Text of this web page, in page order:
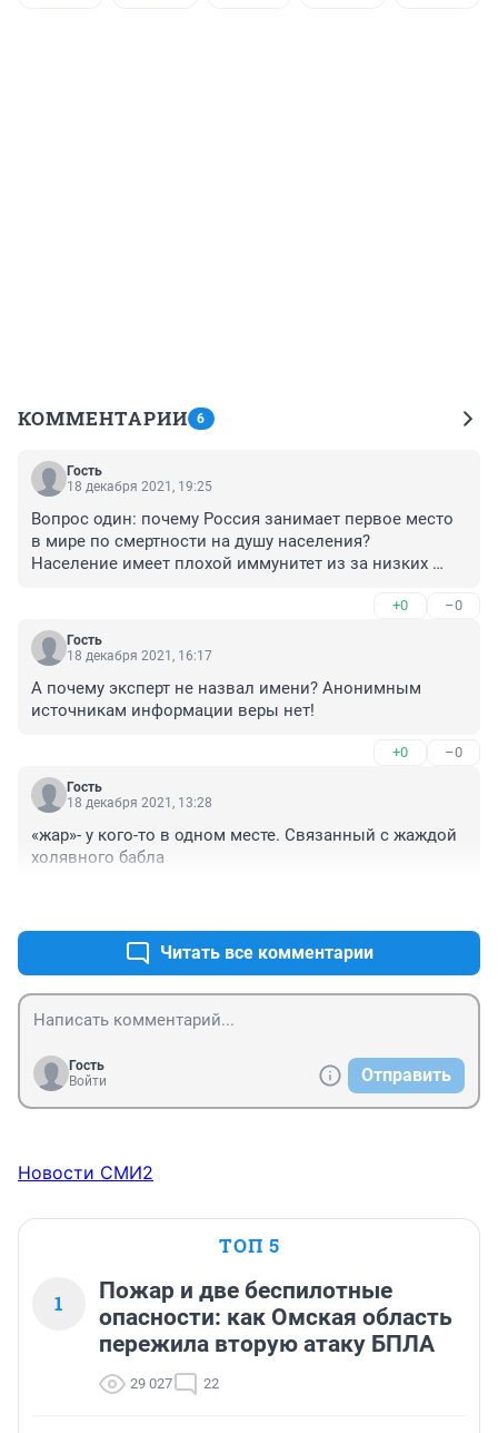
КОММЕНТАРИИ 6
Гость
18 декабря 2021, 19:25
Вопрос один: почему Россия занимает первое место
в мире по смертности на душу населения?
Население имеет плохой иммунитет из за низких
+0 –0
Гость
18 декабря 2021, 16:17
А почему эксперт не назвал имени? Анонимным
источникам информации веры нет!
+0 –0
Гость
18 декабря 2021, 13:28
«жар»- у кого-то в одном месте. Связанный с жаждой
холявного бабла
Читать все комментарии
Гость
Войти
Отправить
Новости СМИ2
ТОП 5
1
Пожар и две беспилотные
опасности: как Омская область
пережила вторую атаку БПЛА
29 027 22